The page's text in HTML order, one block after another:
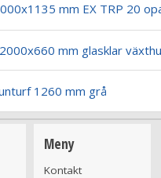
mm EX TRP 20
mm glasklar
1260 mm grå
Meny
Kontakt